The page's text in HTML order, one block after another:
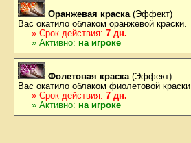
Оранжевая краска (Эффект)
Вас окатило облаком оранжевой краски.
» Срок действия: 7 дн.
» Активно: на игроке
Фолетовая краска (Эффект)
Вас окатило облаком фиолетовой краски.
» Срок действия: 7 дн.
» Активно: на игроке